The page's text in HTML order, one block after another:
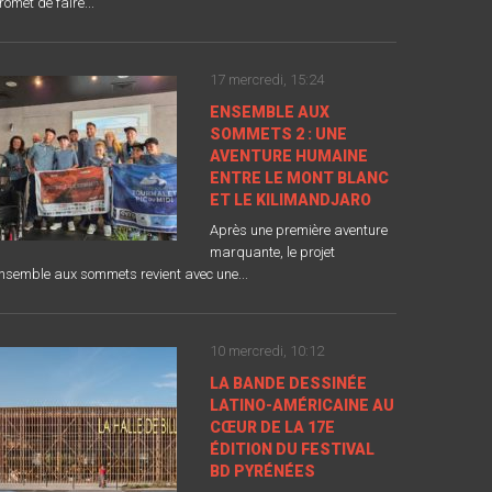
17 mercredi, 15:24
ENSEMBLE AUX
SOMMETS 2 : UNE
AVENTURE HUMAINE
ENTRE LE MONT BLANC
ET LE KILIMANDJARO
Après une première aventure
marquante, le projet
aux sommets revient avec une...
10 mercredi, 10:12
LA BANDE DESSINÉE
LATINO-AMÉRICAINE AU
CŒUR DE LA 17E
ÉDITION DU FESTIVAL
BD PYRÉNÉES